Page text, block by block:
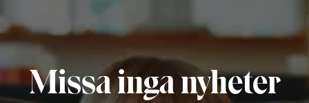
Missa inga nyheter